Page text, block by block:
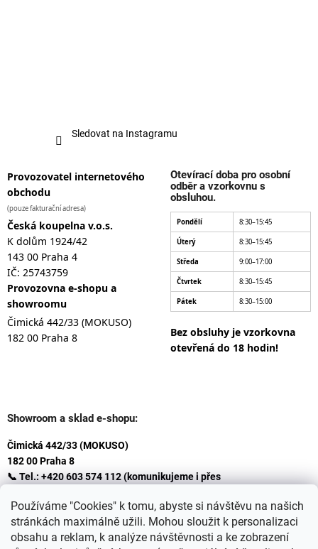
Používáme "Cookies" k tomu, abyste si návštěvu na našich
stránkách maximálně užili. Mohou sloužit k personalizaci
obsahu a reklam, k analýze návštěvnosti a ke zobrazení
Sledovat na Instagramu
Provozovatel internetového
obchodu
(pouze fakturační adresa)
Česká koupelna v.o.s.
K dolům 1924/42
143 00 Praha 4
IČ: 25743759
Provozovna e-shopu a
showroomu
Čimická 442/33 (MOKUSO)
182 00 Praha 8
Otevírací doba pro osobní
odběr a vzorkovnu s
obsluhou.
Pondělí 8:30–15:45
Úterý 8:30–15:45
Středa 9:00–17:00
Čtvrtek 8:30–15:45
Pátek 8:30–15:00
Bez obsluhy je vzorkovna
otevřená do 18 hodin!
Showroom a sklad e-shopu:
Čimická 442/33 (MOKUSO)
182 00 Praha 8
📞 Tel.: +420 603 574 112 (komunikujeme i přes
✉️ E-mail: info@ceskakoupelna.cz